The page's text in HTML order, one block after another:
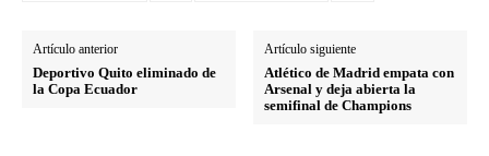
Artículo anterior
Deportivo Quito eliminado de
la Copa Ecuador
Artículo siguiente
Atlético de Madrid empata con
Arsenal y deja abierta la
semifinal de Champions